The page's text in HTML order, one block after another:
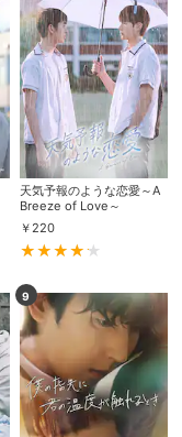
天気予報のような恋愛～A
Breeze of Love～
￥ 220
9